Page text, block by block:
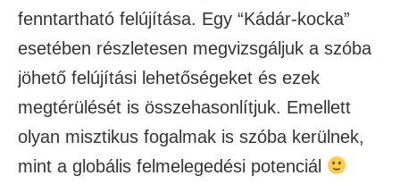
fenntartható felújítása. Egy “Kádár-kocka”
esetében részletesen megvizsgáljuk a szóba
jöhető felújítási lehetőségeket és ezek
megtérülését is összehasonlítjuk. Emellett
olyan misztikus fogalmak is szóba kerülnek,
mint a globális felmelegedési potenciál